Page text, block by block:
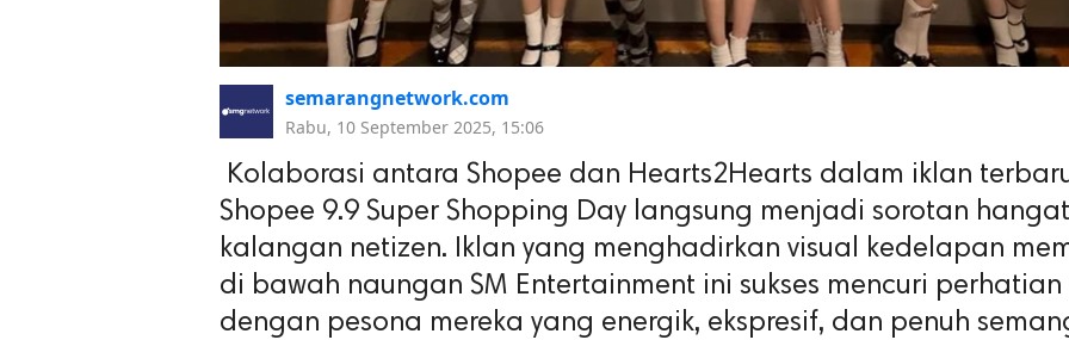
semarangnetwork.com
Rabu, 10 September 2025, 15:06
Kolaborasi antara Shopee dan Hearts2Hearts dalam iklan
Shopee 9.9 Super Shopping Day langsung menjadi sorotan
kalangan netizen. Iklan yang menghadirkan visual kedelapan
di bawah naungan SM Entertainment ini sukses mencuri
dengan pesona mereka yang energik, ekspresif, dan penuh